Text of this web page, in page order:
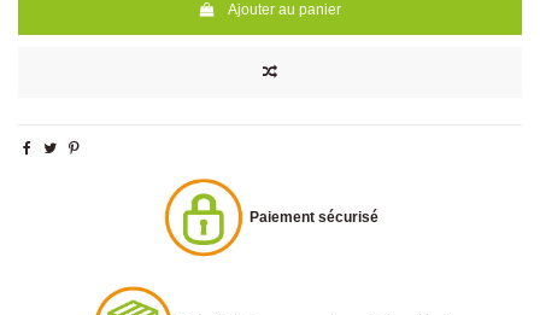
Ajouter au panier
Paiement sécurisé